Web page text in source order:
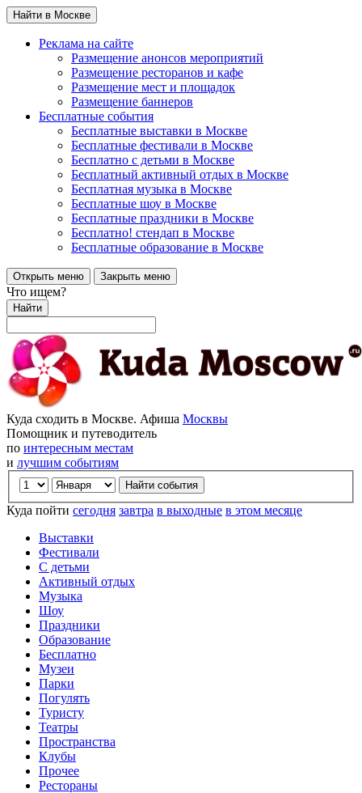
Найти в Москве
Реклама на сайте
Размещение анонсов мероприятий
Размещение ресторанов и кафе
Размещение мест и площадок
Размещение баннеров
Бесплатные события
Бесплатные выставки в Москве
Бесплатные фестивали в Москве
Бесплатно с детьми в Москве
Бесплатный активный отдых в Москве
Бесплатная музыка в Москве
Бесплатные шоу в Москве
Бесплатные праздники в Москве
Бесплатно! стендап в Москве
Бесплатные образование в Москве
Открыть меню Закрыть меню
Что ищем?
Найти
Куда сходить в Москве. Афиша Москвы
Помощник и путеводитель
по интересным местам
и лучшим событиям
Куда пойти сегодня завтра в выходные в этом месяце
Выставки
Фестивали
С детьми
Активный отдых
Музыка
Шоу
Праздники
Образование
Бесплатно
Музеи
Парки
Погулять
Туристу
Театры
Пространства
Клубы
Прочее
Рестораны